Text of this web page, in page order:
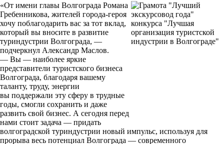
«От имени главы Волгограда Романа
Гребенникова, жителей города-героя
хочу поблагодарить вас за тот вклад,
который вы вносите в развитие
туриндустрии Волгограда, —
подчеркнул Александр Маслов.
— Вы — наиболее яркие
представители туристского бизнеса
Волгограда, благодаря вашему
таланту, труду, энергии
вы поддержали эту сферу в трудные
годы, смогли сохранить и даже
развить свой бизнес. А сегодня перед
нами стоит задача — придать
волгоградской туриндустрии новый импульс, используя для
прорыва весь потенциал Волгограда — современного